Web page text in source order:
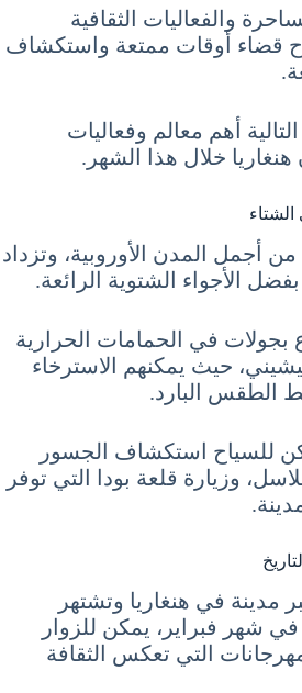
والفعاليات الثقافية
قضاء أوقات ممتعة واستكشاف
أهم معالم وفعاليات
خلال هذا الشهر.
أجمل المدن الأوروبية، وتزداد
الأجواء الشتوية الرائعة.
بجولات في الحمامات الحرارية
حيث يمكنهم الاسترخاء
الطقس البارد.
للسياح استكشاف الجسور
وزيارة قلعة بودا التي توفر
مدينة في هنغاريا وتشتهر
في شهر فبراير، يمكن للزوار
التي تعكس الثقافة